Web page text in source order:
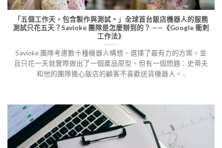
「五個工作天，包含製作與測試。」全球首台飯店機器人的服務
測試只花五天？Savioke 團隊是怎麼辦到的？ ——《Google 衝刺
工作法》
Savioke 團隊考慮數十種機器人構想、選擇了最有力的方案，並
且只花一天就實際做出了一個產品原型。但有一個問題：史蒂夫
和他的團隊擔心飯店的顧客不喜歡送貨機器人。..